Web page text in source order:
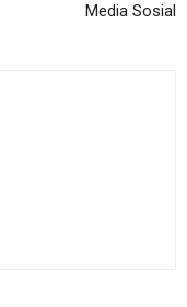
Media Sosial